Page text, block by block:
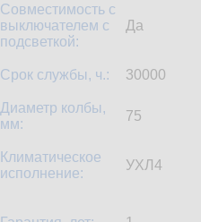
Совместимость с
выключателем с
подсветкой:
Да
Срок службы, ч.: 30000
Диаметр колбы,
мм:
75
Климатическое
исполнение:
УХЛ4